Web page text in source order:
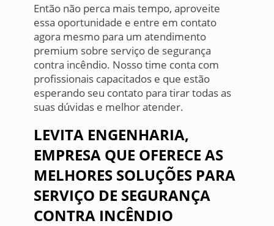
Então não perca mais tempo, aproveite
essa oportunidade e entre em contato
agora mesmo para um atendimento
premium sobre serviço de segurança
contra incêndio. Nosso time conta com
profissionais capacitados e que estão
esperando seu contato para tirar todas as
suas dúvidas e melhor atender.
LEVITA ENGENHARIA,
EMPRESA QUE OFERECE AS
MELHORES SOLUÇÕES PARA
SERVIÇO DE SEGURANÇA
CONTRA INCÊNDIO